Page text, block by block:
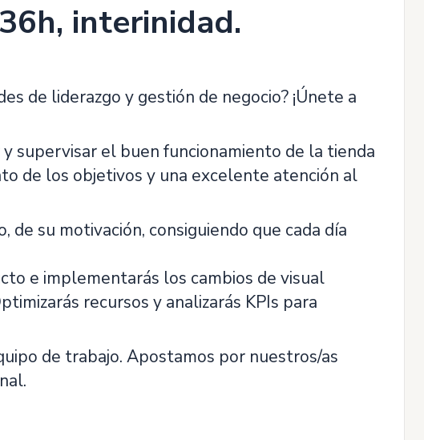
interinidad.
de liderazgo y gestión de negocio? ¡Únete a
supervisar el buen funcionamiento de la tienda
de los objetivos y una excelente atención al
su motivación, consiguiendo que cada día
e implementarás los cambios de visual
recursos y analizarás KPIs para
de trabajo. Apostamos por nuestros/as